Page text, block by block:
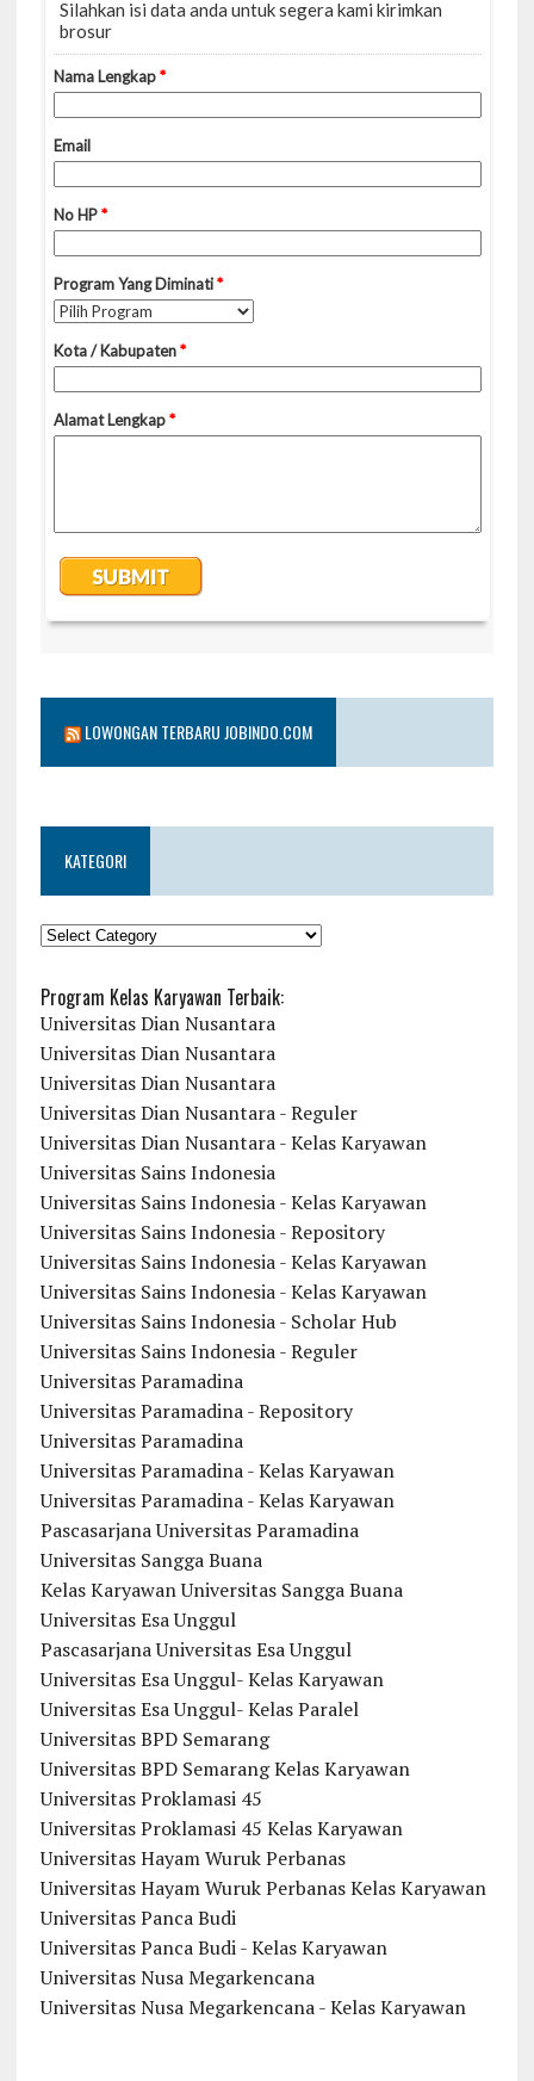
LOWONGAN TERBARU JOBINDO.COM
KATEGORI
KATEGORI
Program Kelas Karyawan Terbaik:
Universitas Dian Nusantara
Universitas Dian Nusantara
Universitas Dian Nusantara
Universitas Dian Nusantara - Reguler
Universitas Dian Nusantara - Kelas Karyawan
Universitas Sains Indonesia
Universitas Sains Indonesia - Kelas Karyawan
Universitas Sains Indonesia - Repository
Universitas Sains Indonesia - Kelas Karyawan
Universitas Sains Indonesia - Kelas Karyawan
Universitas Sains Indonesia - Scholar Hub
Universitas Sains Indonesia - Reguler
Universitas Paramadina
Universitas Paramadina - Repository
Universitas Paramadina
Universitas Paramadina - Kelas Karyawan
Universitas Paramadina - Kelas Karyawan
Pascasarjana Universitas Paramadina
Universitas Sangga Buana
Kelas Karyawan Universitas Sangga Buana
Universitas Esa Unggul
Pascasarjana Universitas Esa Unggul
Universitas Esa Unggul- Kelas Karyawan
Universitas Esa Unggul- Kelas Paralel
Universitas BPD Semarang
Universitas BPD Semarang Kelas Karyawan
Universitas Proklamasi 45
Universitas Proklamasi 45 Kelas Karyawan
Universitas Hayam Wuruk Perbanas
Universitas Hayam Wuruk Perbanas Kelas Karyawan
Universitas Panca Budi
Universitas Panca Budi - Kelas Karyawan
Universitas Nusa Megarkencana
Universitas Nusa Megarkencana - Kelas Karyawan